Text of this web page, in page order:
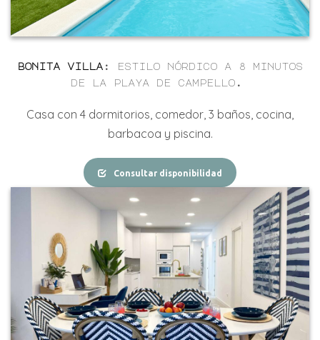
bonita villa : estilo nórdico a 8 minutos
de la playa de campello.
Casa con 4 dormitorios, comedor, 3 baños, cocina,
barbacoa y piscina.
Consultar disponibilidad